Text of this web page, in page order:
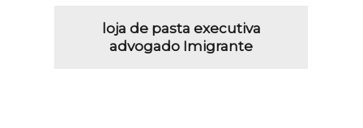
loja de pasta executiva
advogado Imigrante